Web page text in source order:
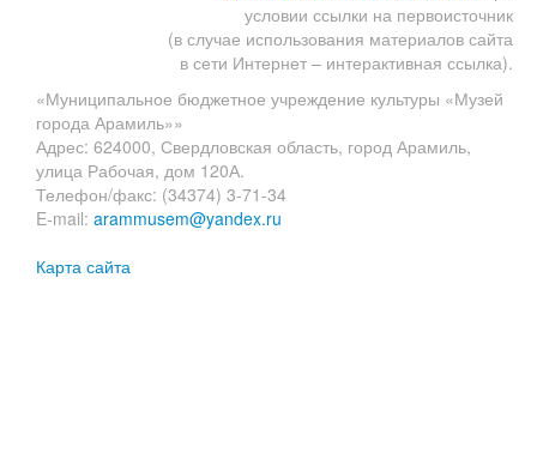
условии ссылки на первоисточник
(в случае использования материалов сайта
в сети Интернет – интерактивная ссылка).
«Муниципальное бюджетное учреждение культуры «Музей
города Арамиль»»
Адрес: 624000, Свердловская область, город Арамиль,
улица Рабочая, дом 120А.
Телефон/факс: (34374) 3-71-34
E-mail: arammusem@yandex.ru
Карта сайта